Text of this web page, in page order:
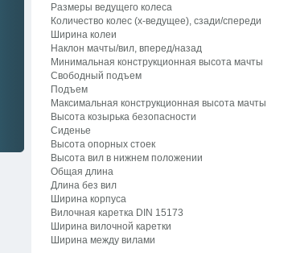
Размеры ведущего колеса
Количество колес (х-ведущее), сзади/спереди
Ширина колеи
Наклон мачты/вил, вперед/назад
Минимальная конструкционная высота мачты
Свободный подъем
Подъем
Максимальная конструкционная высота мачты
Высота козырька безопасности
Сиденье
Высота опорных стоек
Высота вил в нижнем положении
Общая длина
Длина без вил
Ширина корпуса
Вилочная каретка DIN 15173
Ширина вилочной каретки
Ширина между вилами